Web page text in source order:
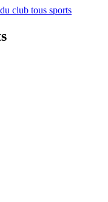
club tous sports